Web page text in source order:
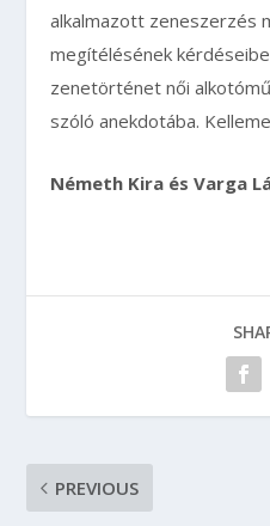
alkalmazott zeneszerzés
megítélésének
zenetörténet női
szóló anekdotába.
Németh Kira és Varga
PREVIOUS